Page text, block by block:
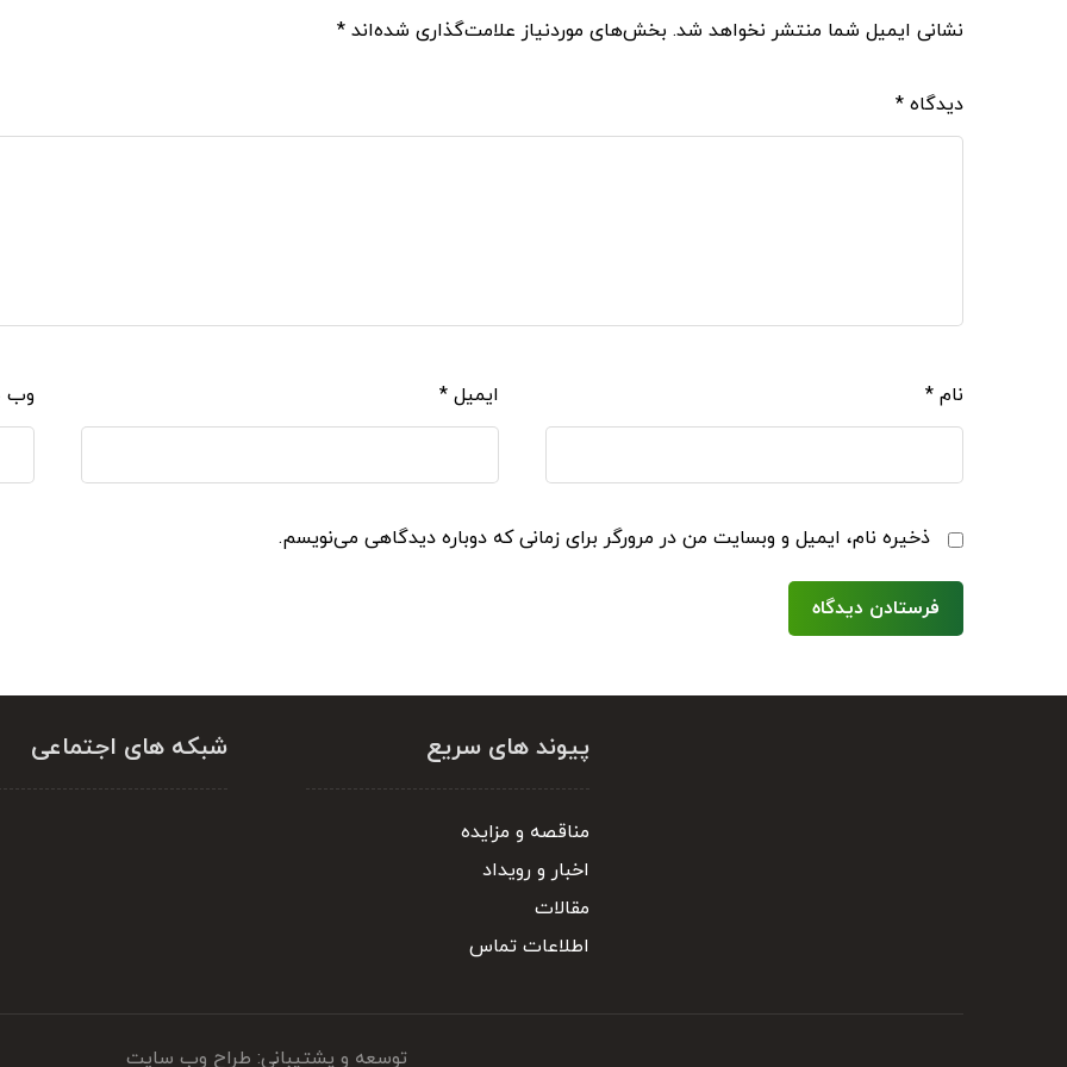
نشانی ایمیل شما منتشر نخواهد شد. بخش‌های موردنیاز علامت‌گذاری شده‌اند *
دیدگاه *
نام * ایمیل * وب‌
ذخیره نام، ایمیل و وبسایت من در مرورگر برای زمانی که دوباره دیدگاهی می‌نویسم.
پیوند های سریع
مناقصه و مزایده
اخبار و رویداد
مقالات
اطلاعات تماس
شبکه های اجتماعی
توسعه و پشتیبانی: طراح وب سایت